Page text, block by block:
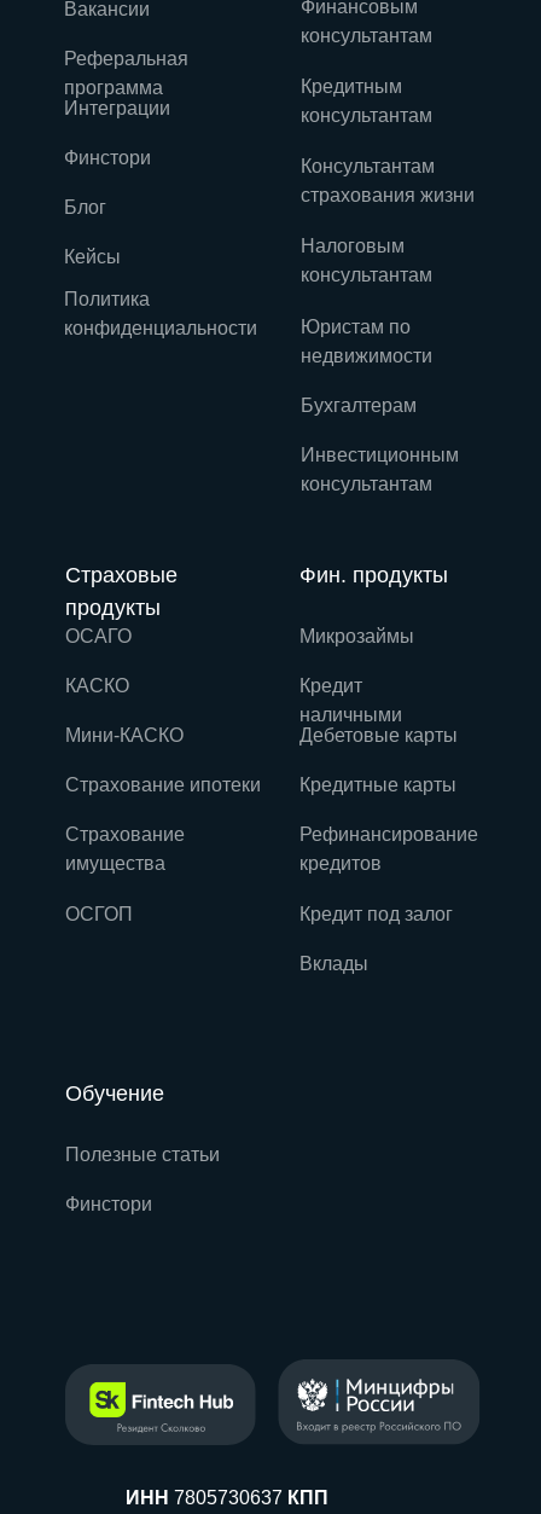
ИНН 7805730637 КПП
Кредитным
консультантам
Консультантам
страхования жизни
Налоговым
консультантам
Инвестиционным
консультантам
Бухгалтерам
Юристам по
недвижимости
Финансовым
консультантам
Рефинансирование
кредитов
Вклады
Кредит под залог
Кредитные карты
Дебетовые карты
Кредит
наличными
Микрозаймы
Фин. продукты
Обучение
Полезные статьи
Финстори
Страхование
имущества
ОСГОП
Страхование ипотеки
Мини-КАСКО
КАСКО
ОСАГО
Страховые
продукты
Вакансии
Реферальная
программа
Политика
конфиденциальности
Кейсы
Блог
Финстори
Интеграции